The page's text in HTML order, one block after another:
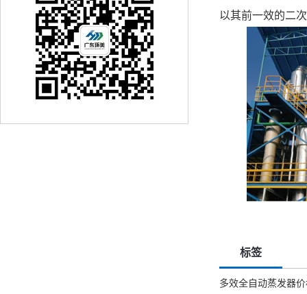
以其前一效的二
标签
多效全自动蒸发器